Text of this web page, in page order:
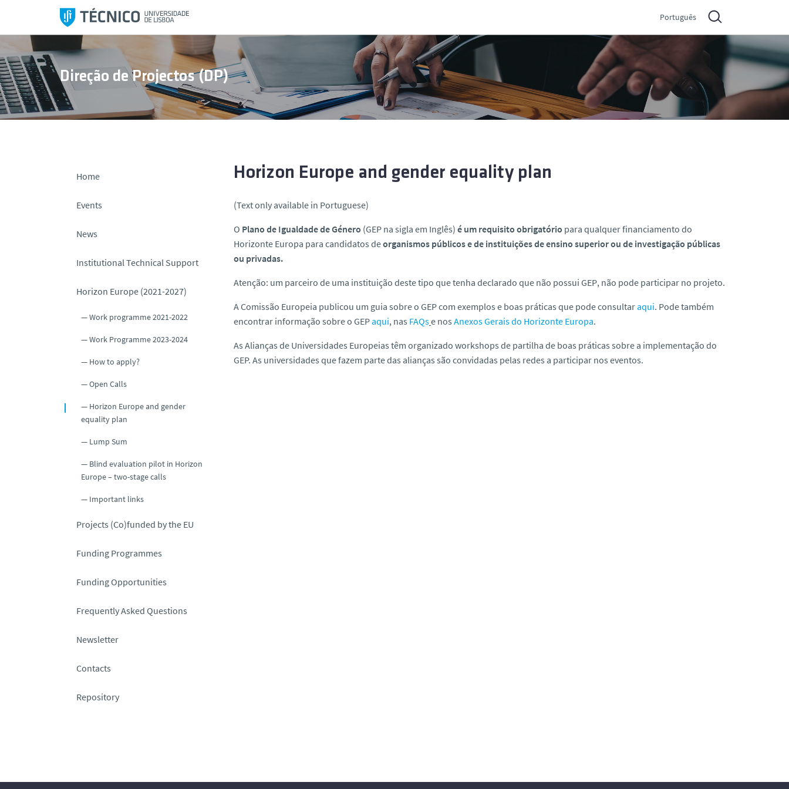
i
t
o
c
o
Português
Direção de Projectos (DP)
Home
Events
News
Institutional Technical Support
Horizon Europe (2021-2027)
Work programme 2021-2022
Work Programme 2023-2024
How to apply?
Open Calls
Horizon Europe and gender
equality plan
Lump Sum
Blind evaluation pilot in Horizon
Europe – two-stage calls
Important links
Projects (Co)funded by the EU
Funding Programmes
Funding Opportunities
Frequently Asked Questions
Newsletter
Contacts
Repository
Horizon Europe and gender equality plan
(Text only available in Portuguese)
O Plano de Igualdade de Género (GEP na sigla em Inglês) é um requisito obrigatório para qualquer financiamento do
Horizonte Europa para candidatos deorganismos públicos e de instituições de ensino superior ou de investigação públicas
ou privadas.
Atenção: um parceiro de uma instituição deste tipo que tenha declarado que não possui GEP, não pode participar no projeto.
A Comissão Europeia publicou um guia sobre o GEP com exemplos e boas práticas que pode consultaraqui. Pode também
encontrar informação sobre o GEPaqui, nas FAQse nos Anexos Gerais do Horizonte Europa.
As Alianças de Universidades Europeias têm organizado workshops de partilha de boas práticas sobre a implementação do
GEP. As universidades que fazem parte das alianças são convidadas pelas redes a participar nos eventos.